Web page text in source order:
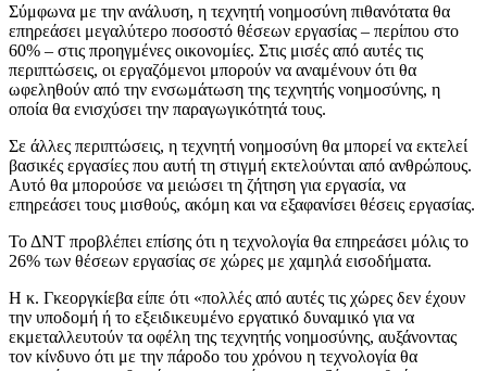
Σύμφωνα με την ανάλυση, η τεχνητή νοημοσύνη πιθανότατα θα
επηρεάσει μεγαλύτερο ποσοστό θέσεων εργασίας – περίπου στο
60% – στις προηγμένες οικονομίες. Στις μισές από αυτές τις
περιπτώσεις, οι εργαζόμενοι μπορούν να αναμένουν ότι θα
ωφεληθούν από την ενσωμάτωση της τεχνητής νοημοσύνης, η
οποία θα ενισχύσει την παραγωγικότητά τους.
Σε άλλες περιπτώσεις, η τεχνητή νοημοσύνη θα μπορεί να εκτελεί
βασικές εργασίες που αυτή τη στιγμή εκτελούνται από ανθρώπους.
Αυτό θα μπορούσε να μειώσει τη ζήτηση για εργασία, να
επηρεάσει τους μισθούς, ακόμη και να εξαφανίσει θέσεις εργασίας.
Το ΔΝΤ προβλέπει επίσης ότι η τεχνολογία θα επηρεάσει μόλις το
26% των θέσεων εργασίας σε χώρες με χαμηλά εισοδήματα.
Η κ. Γκεοργκίεβα είπε ότι «πολλές από αυτές τις χώρες δεν έχουν
την υποδομή ή το εξειδικευμένο εργατικό δυναμικό για να
εκμεταλλευτούν τα οφέλη της τεχνητής νοημοσύνης, αυξάνοντας
τον κίνδυνο ότι με την πάροδο του χρόνου η τεχνολογία θα